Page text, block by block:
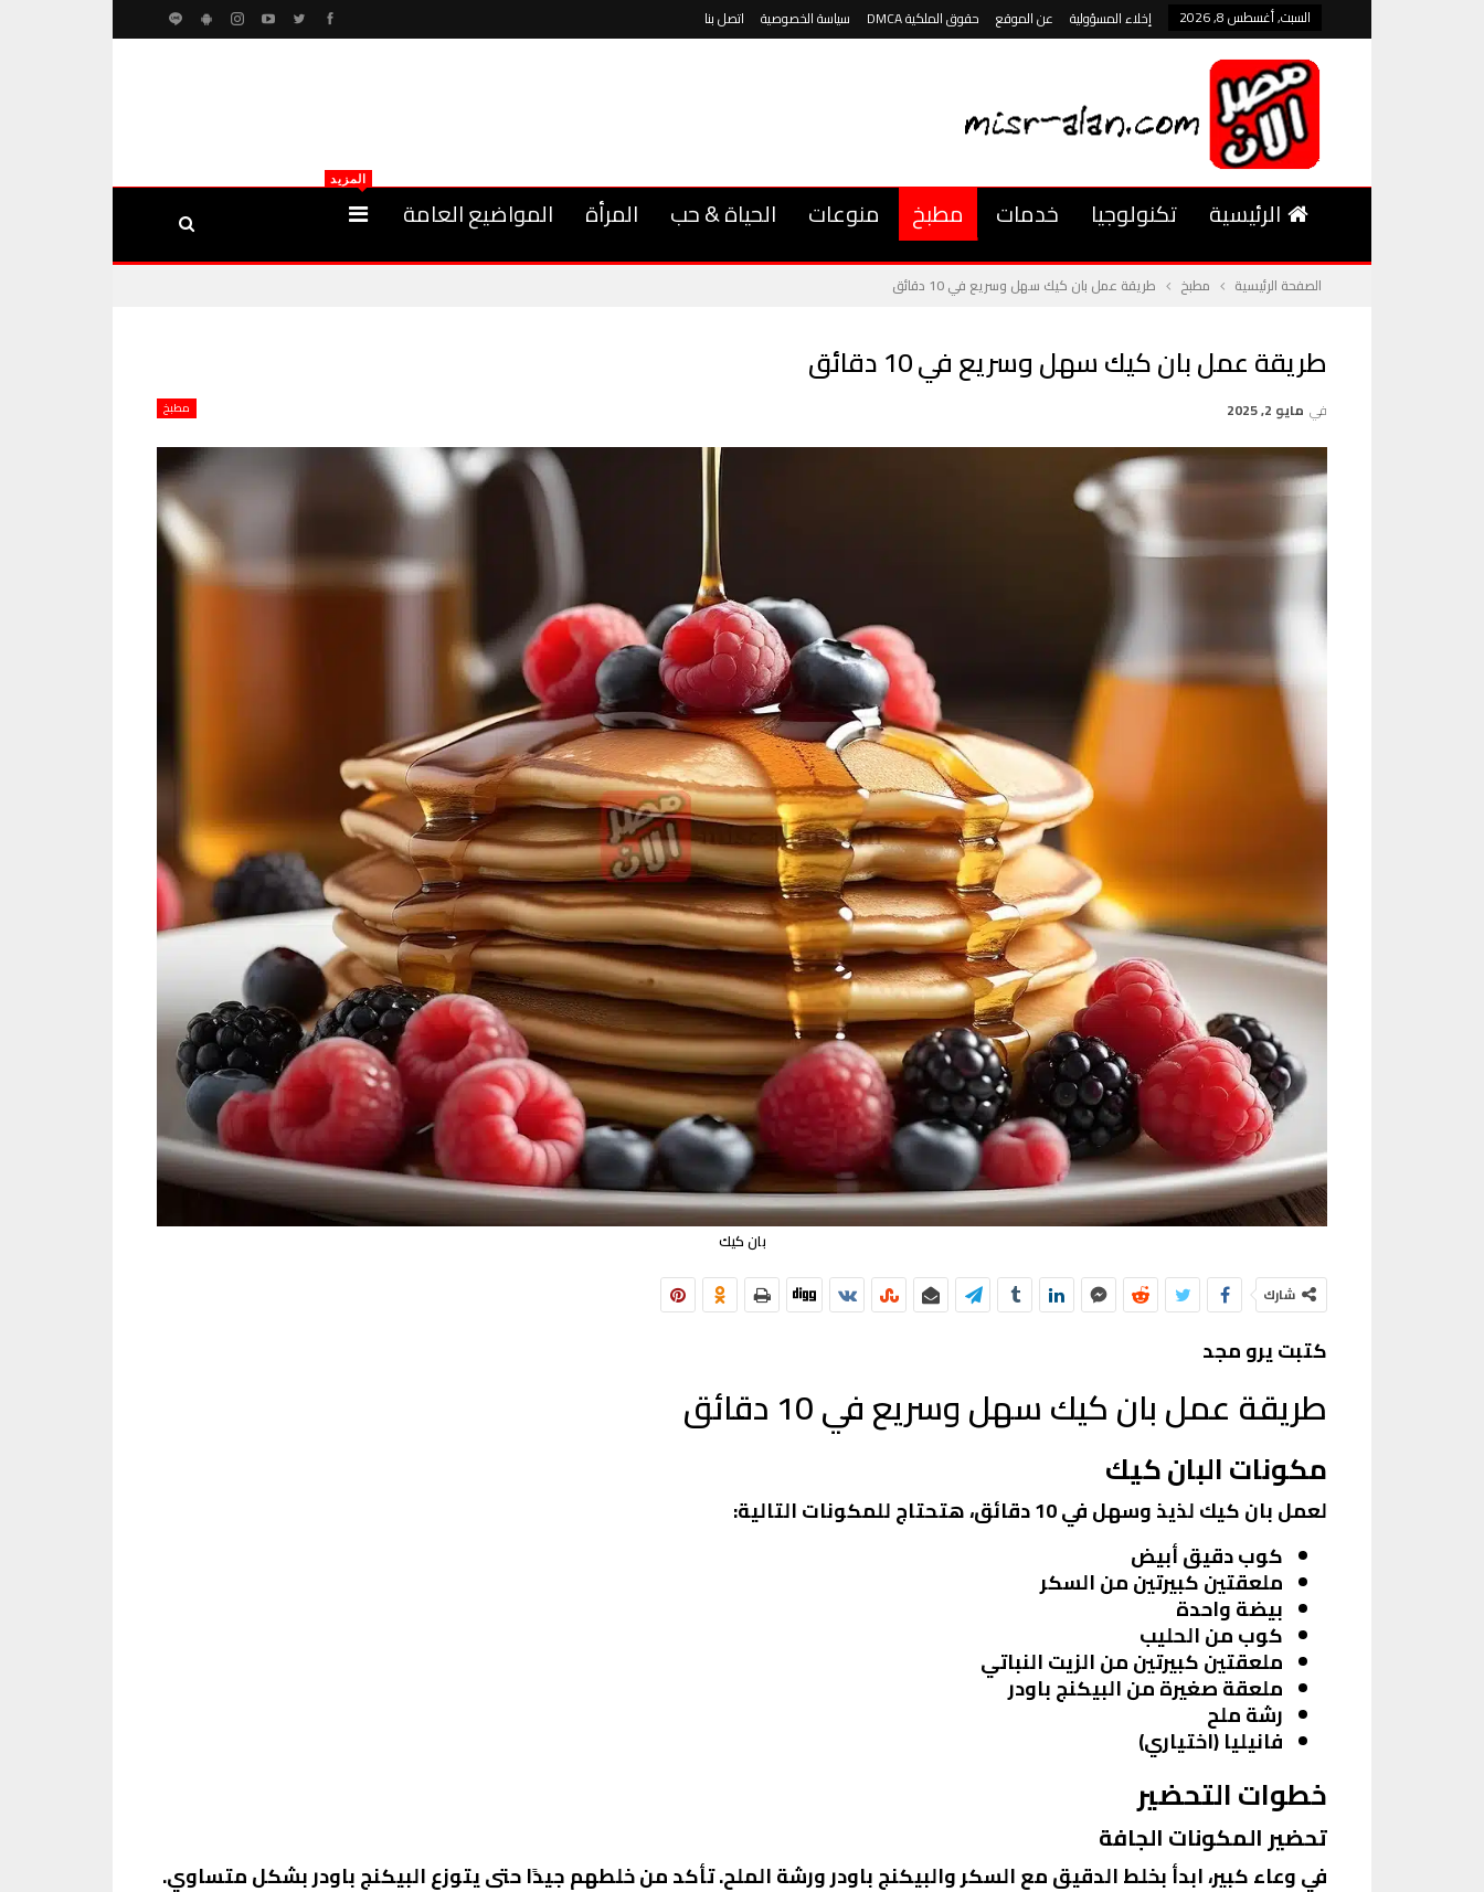
السبت, أغسطس 8, 2026 إخلاء المسؤولية عن الموقع حقوق الملكية DMCA سياسة الخصوصية اتصل بنا
الرئيسية تكنولوجيا خدمات مطبخ منوعات الحياة & حب المرأة المواضيع العامة
المزيد
الصفحة الرئيسية مطبخ طريقة عمل بان كيك سهل وسريع في 10 دقائق
طريقة عمل بان كيك سهل وسريع في 10 دقائق
مطبخ في مايو 2, 2025
بان كيك
شارك
كتبت يرو مجد
طريقة عمل بان كيك سهل وسريع في 10 دقائق
مكونات البان كيك
لعمل بان كيك لذيذ وسهل في 10 دقائق، هتحتاج للمكونات التالية:
كوب دقيق أبيض
ملعقتين كبيرتين من السكر
بيضة واحدة
كوب من الحليب
ملعقتين كبيرتين من الزيت النباتي
ملعقة صغيرة من البيكنج باودر
رشة ملح
فانيليا (اختياري)
خطوات التحضير
تحضير المكونات الجافة
في وعاء كبير، ابدأ بخلط الدقيق مع السكر والبيكنج باودر ورشة الملح. تأكد من خلطهم جيدًا حتى يتوزع البيكنج باودر بشكل متساوي.